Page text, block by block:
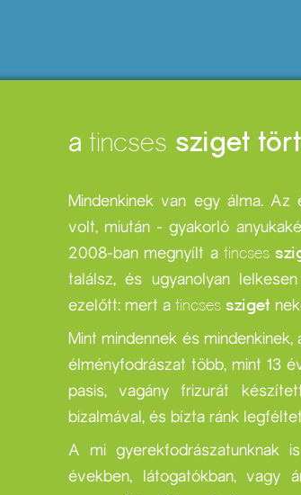
egyetlen könnycsepp
a tincses sziget
Mindenkinek van egy álma.
volt, miután - gyakorló
2008-ban megnyílt a tincses
találsz, és ugyanolyan
ezelőtt: mert a tincses sziget
Mint mindennek és
élményfodrászat több, mint 13
pasis, vagány frizurát
bizalmával, és bízta ránk
A mi gyerekfodrászatunknak
években, látogatókban, vagy